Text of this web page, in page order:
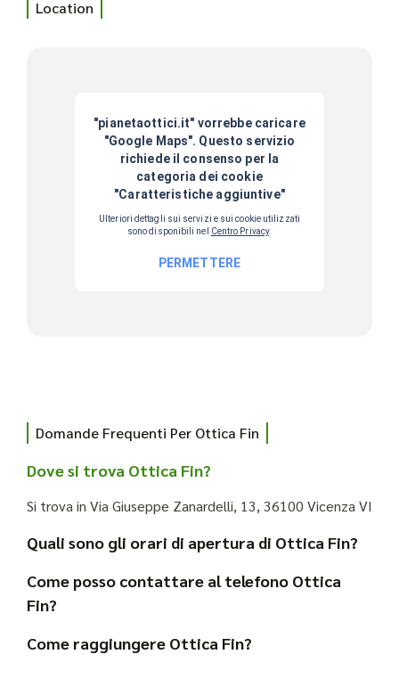
Location
Domande Frequenti Per Ottica Fin
Dove si trova Ottica Fin?
Si trova in Via Giuseppe Zanardelli, 13, 36100 Vicenza VI
Quali sono gli orari di apertura di Ottica Fin?
Come posso contattare al telefono Ottica
Fin?
Come raggiungere Ottica Fin?